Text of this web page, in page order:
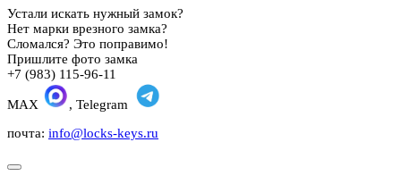
Устали искать нужный замок?
Нет марки врезного замка?
Сломался? Это поправимо!
Пришлите фото замка
+7 (983) 115-96-11
MAX
, Telegram
почта: info@locks-keys.ru